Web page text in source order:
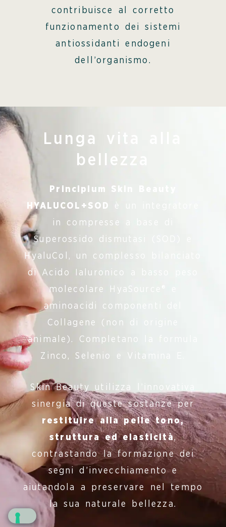
contribuisce al corretto
funzionamento dei sistemi
antiossidanti endogeni
dell’organismo.
Lunga vita alla
bellezza
Principium Skin Beauty
HYALUCOL+SOD
è un integratore
in compresse a base di
Superossido dismutasi (SOD) e
HyaluCol, un complesso bilanciato
di Acido Ialuronico a basso peso
molecolare HyaSource® e
aminoacidi componenti del
Collagene (non di origine
animale). Completano la formula
Zinco, Selenio e Vitamina E.
Skin Beauty utilizza l’innovativa
sinergia di queste sostanze per
restituire alla pelle tono,
struttura ed elasticità,
contrastando la formazione dei
segni d’invecchiamento e
aiutandola a preservare nel tempo
la sua naturale bellezza.